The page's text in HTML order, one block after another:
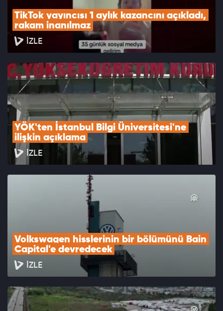
TikTok yayıncısı 1 aylık kazancını açıkladı,
rakam inanılmaz
İZLE
YÖK'ten İstanbul Bilgi Üniversitesi'ne
ilişkin açıklama
İZLE
Volkswagen hisslerinin bir bölümünü Bain
Capital'e devredecek
İZLE